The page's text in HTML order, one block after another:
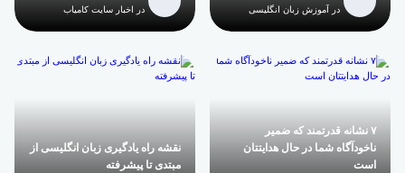
در آموزش زبان انگلیسی در اخبار سایت کامیاب
۷ نشانه قدرتمند که ضمیر
ناخودآگاه شما در حال هدایتتان
است
نقشه راه یادگیری زبان انگلیسی از
مبتدی تا پیشرفته